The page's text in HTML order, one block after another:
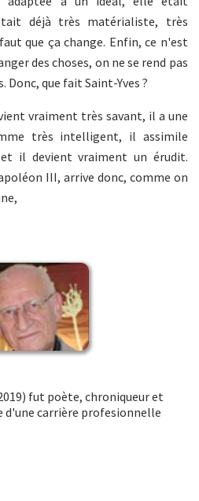
déjà très matérialiste, très
que ça change. Enfin, ce n'est
des choses, on ne se rend pas
Donc, que fait Saint-Yves ?
vraiment très savant, il a une
très intelligent, il assimile
il devient vraiment un érudit.
III, arrive donc, comme on
fut poète, chroniqueur et
d'une carrière profesionnelle